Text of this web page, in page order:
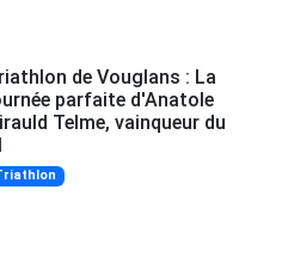
de Vouglans : La
parfaite d'Anatole
Telme, vainqueur du